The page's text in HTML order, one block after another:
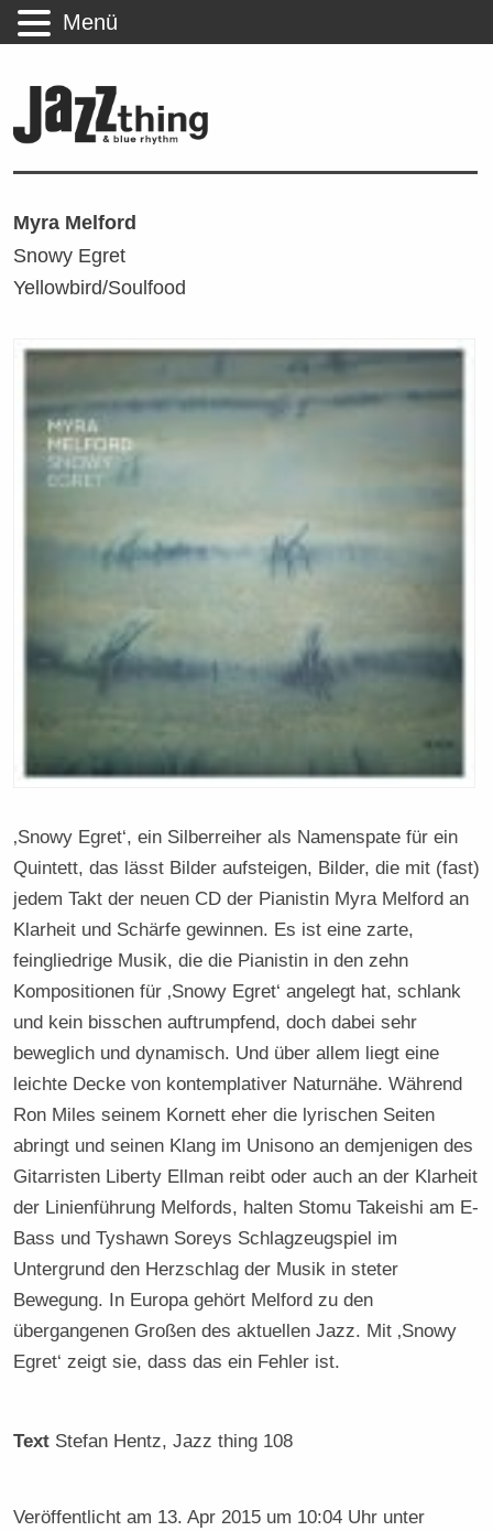
Myra Melford
Snowy Egret
Yellowbird/Soulfood
‚Snowy Egret‘, ein Silberreiher als Namenspate für ein
Quintett, das lässt Bilder aufsteigen, Bilder, die mit (fast)
jedem Takt der neuen CD der Pianistin Myra Melford an
Klarheit und Schärfe gewinnen. Es ist eine zarte,
feingliedrige Musik, die die Pianistin in den zehn
Kompositionen für ‚Snowy Egret‘ angelegt hat, schlank
und kein bisschen auftrumpfend, doch dabei sehr
beweglich und dynamisch. Und über allem liegt eine
leichte Decke von kontemplativer Naturnähe. Während
Ron Miles seinem Kornett eher die lyrischen Seiten
abringt und seinen Klang im Unisono an demjenigen des
Gitarristen Liberty Ellman reibt oder auch an der Klarheit
der Linienführung Melfords, halten Stomu Takeishi am E-
Bass und Tyshawn Soreys Schlagzeugspiel im
Untergrund den Herzschlag der Musik in steter
Bewegung. In Europa gehört Melford zu den
übergangenen Großen des aktuellen Jazz. Mit ‚Snowy
Egret‘ zeigt sie, dass das ein Fehler ist.
Text Stefan Hentz , Jazz thing 108
Veröffentlicht am 13. Apr 2015 um 10:04 Uhr unter
Menü